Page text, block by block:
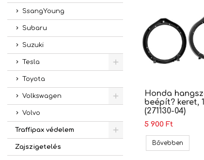
SsangYoung
Subaru
Suzuki
Tesla
Toyota
Volkswagen
Volvo
Traffipax védelem
Zajszigetelés
Honda
beépít? keret,
(271130-04)
5 900 Ft
BővebbenHonda